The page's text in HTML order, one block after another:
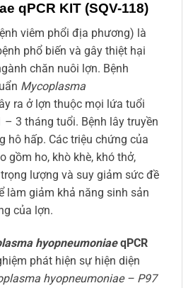
qPCR KIT (SQV-118)
viêm phổi địa phương) là
phổ biến và gây thiệt hại
chăn nuôi lợn. Bệnh
Mycoplasma
ra ở lợn thuộc mọi lứa tuổi
3 tháng tuổi. Bệnh lây truyền
hô hấp. Các triệu chứng của
gồm ho, khò khè, khó thở,
lượng và suy giảm sức đề
làm giảm khả năng sinh sản
của lợn.
hyopneumoniaeqPCR
phát hiện sự hiện diện
hyopneumoniae – P97